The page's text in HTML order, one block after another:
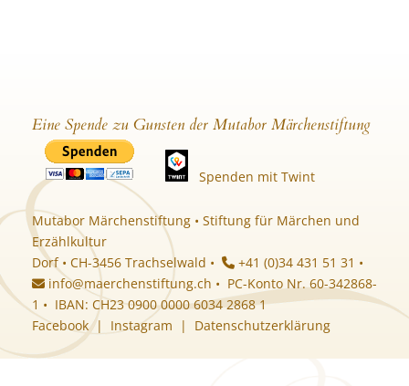
Eine Spende zu Gunsten der Mutabor Märchenstiftung
Spenden mit Twint
Mutabor Märchenstiftung • Stiftung für Märchen und
Erzählkultur
Dorf • CH-3456 Trachselwald •
+41 (0)34 431 51 31 •
info@maerchenstiftung.ch • PC-Konto Nr. 60-342868-
1 • IBAN: CH23 0900 0000 6034 2868 1
Facebook| Instagram | Datenschutzerklärung